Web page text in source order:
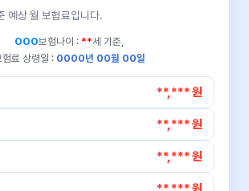
예상 월 보험료입니다.
OOO보험나이 : **세 기준,
험료 상령일 : 0000년 00월 00일
**,*** 원
**,*** 원
**,*** 원